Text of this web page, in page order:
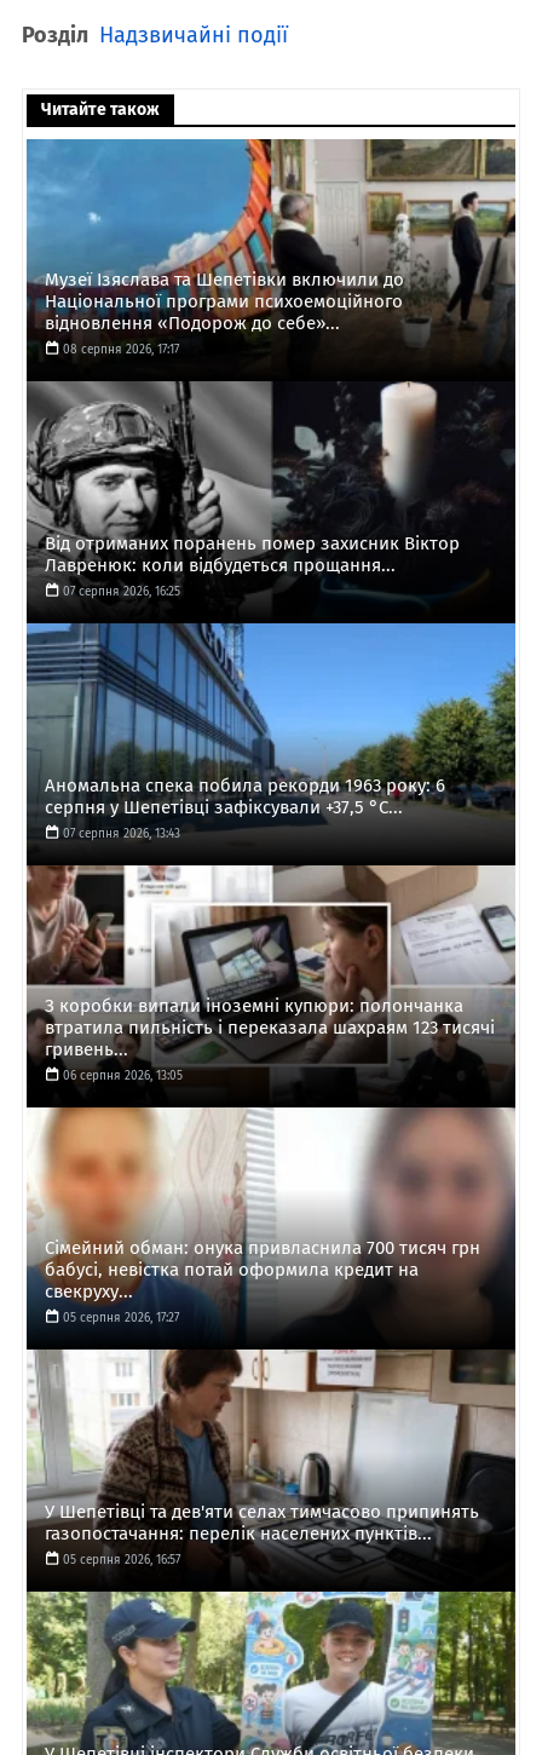
Розділ Надзвичайні події
Читайте також
Музеї Ізяслава та Шепетівки включили до
Національної програми психоемоційного
відновлення «Подорож до себе»...
08 серпня 2026, 17:17
Від отриманих поранень помер захисник Віктор
Лавренюк: коли відбудеться прощання...
07 серпня 2026, 16:25
Аномальна спека побила рекорди 1963 року: 6
серпня у Шепетівці зафіксували +37,5 °C...
07 серпня 2026, 13:43
З коробки випали іноземні купюри: полончанка
втратила пильність і переказала шахраям 123 тисячі
гривень...
06 серпня 2026, 13:05
Сімейний обман: онука привласнила 700 тисяч грн
бабусі, невістка потай оформила кредит на
свекруху...
05 серпня 2026, 17:27
У Шепетівці та дев'яти селах тимчасово припинять
газопостачання: перелік населених пунктів...
05 серпня 2026, 16:57